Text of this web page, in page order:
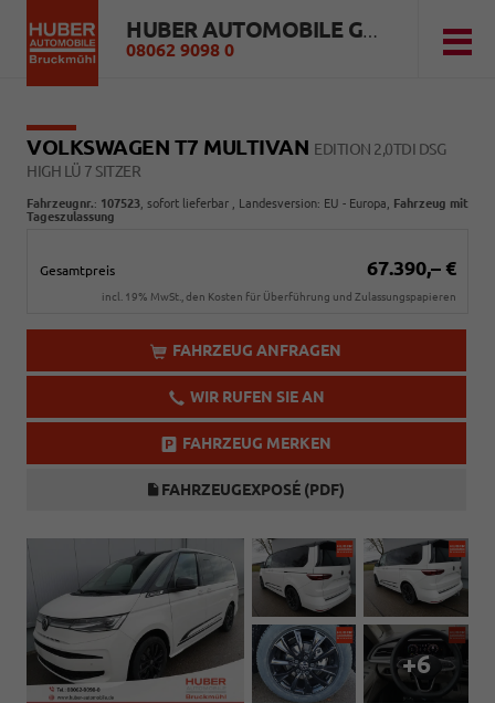
HUBER AUTOMOBILE GMBH
08062 9098 0
VOLKSWAGEN T7 MULTIVAN EDITION 2,0TDI DSG
HIGH LÜ 7 SITZER
Fahrzeugnr.: 107523 sofort lieferbar , Landesversion: EU - Europa, Fahrzeug mit
Tageszulassung
Gesamtpreis 67.390,– €
incl. 19% MwSt., den Kosten für Überführung und Zulassungspapieren
FAHRZEUG ANFRAGEN
WIR RUFEN SIE AN
FAHRZEUG MERKEN
FAHRZEUGEXPOSÉ (PDF)
+6